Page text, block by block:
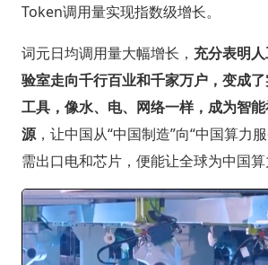
Token调用量实现指数级增长。
词元日均调用量大幅增长， 充分表明
验室走向千行百业和千家万户，变成
工具，像水、电、网络一样，成为智
源，让中国从“中国制造”向“中国算力
需出口电和芯片，便能让全球为中国算